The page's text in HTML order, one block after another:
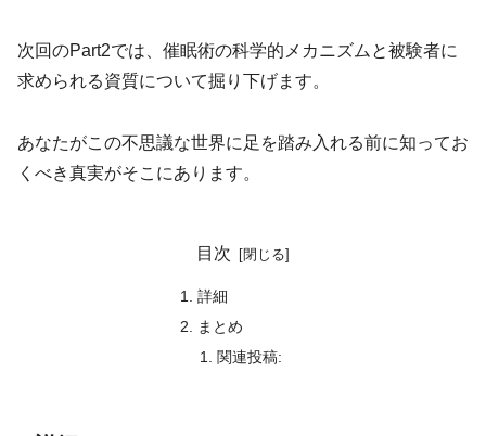
次回のPart2では、催眠術の科学的メカニズムと被験者に
求められる資質について掘り下げます。
あなたがこの不思議な世界に足を踏み入れる前に知ってお
くべき真実がそこにあります。
目次
詳細
まとめ
関連投稿: